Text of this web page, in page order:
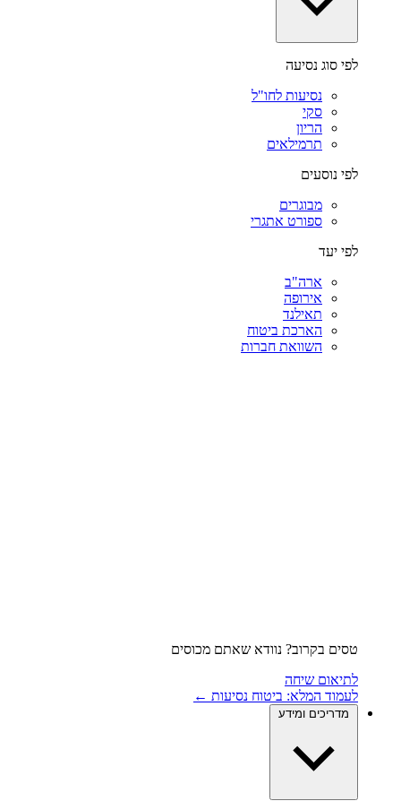
לפי סוג נסיעה
נסיעות לחו"ל
סקי
הריון
תרמילאים
לפי נוסעים
מבוגרים
ספורט אתגרי
לפי יעד
ארה"ב
אירופה
תאילנד
הארכת ביטוח
השוואת חברות
טסים בקרוב? נוודא שאתם מכוסים
לתיאום שיחה
לעמוד המלא: ביטוח נסיעות ←
מדריכים ומידע